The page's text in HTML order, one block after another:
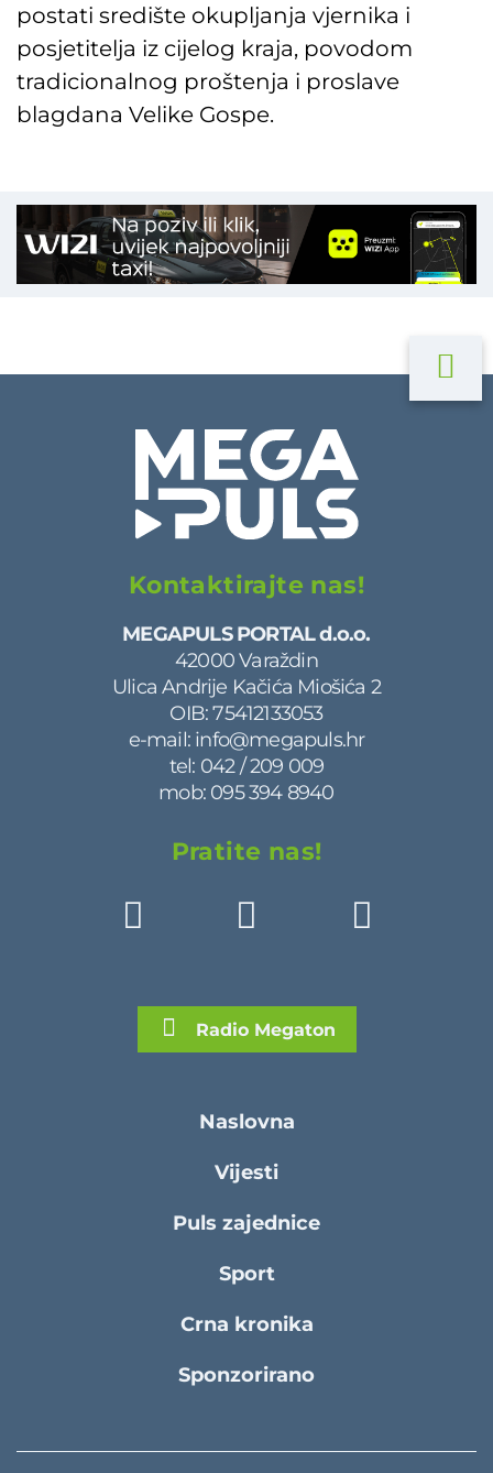
postati središte okupljanja vjernika i
posjetitelja iz cijelog kraja, povodom
tradicionalnog proštenja i proslave
blagdana Velike Gospe.
Kontaktirajte nas!
MEGAPULS PORTAL d.o.o.
42000 Varaždin
Ulica Andrije Kačića Miošića 2
OIB: 75412133053
e-mail: info@megapuls.hr
tel: 042 / 209 009
mob: 095 394 8940
Pratite nas!
Radio Megaton
Naslovna
Vijesti
Puls zajednice
Sport
Crna kronika
Sponzorirano